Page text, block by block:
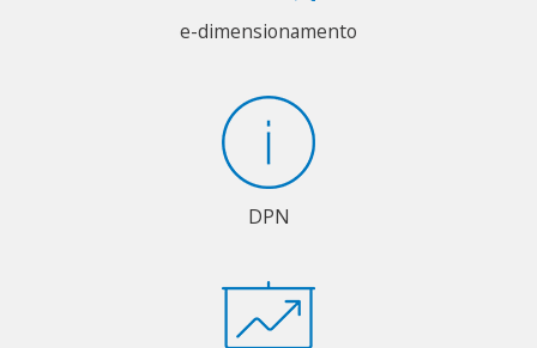
e-dimensionamento
DPN